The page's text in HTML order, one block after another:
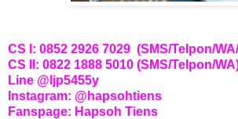
CS I: 0852 2926 7029 (SMS/Telpon/
CS II: 0822 1888 5010 (SMS/Telpon/
Line @ljp5455y
Instagram: @hapsohtiens
Fanspage: Hapsoh Tiens